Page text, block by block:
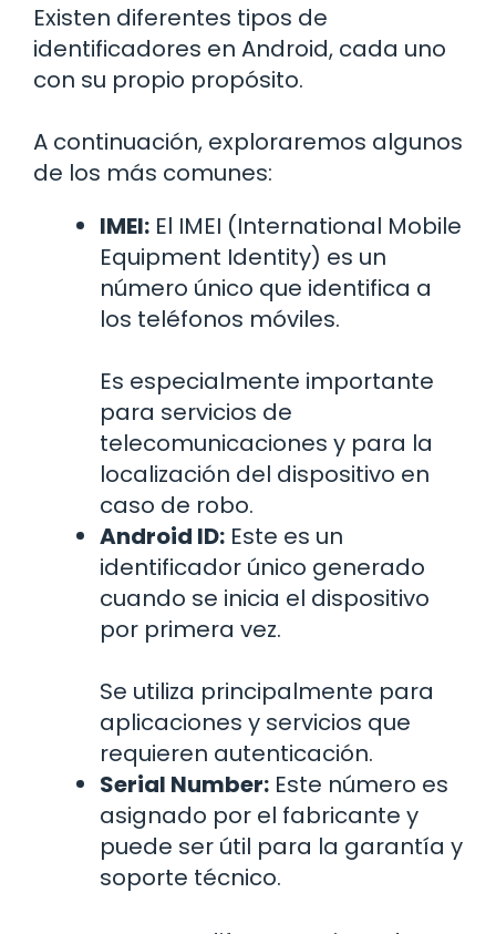
Existen diferentes tipos de
identificadores en Android, cada uno
con su propio propósito.
A continuación, exploraremos algunos
de los más comunes:
IMEI: El IMEI (International Mobile
Equipment Identity) es un
número único que identifica a
los teléfonos móviles.
Es especialmente importante
para servicios de
telecomunicaciones y para la
localización del dispositivo en
caso de robo.
Android ID: Este es un
identificador único generado
cuando se inicia el dispositivo
por primera vez.
Se utiliza principalmente para
aplicaciones y servicios que
requieren autenticación.
Serial Number: Este número es
asignado por el fabricante y
puede ser útil para la garantía y
soporte técnico.